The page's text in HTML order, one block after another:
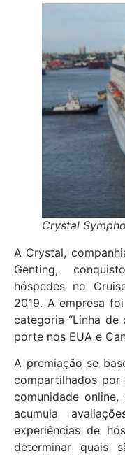
Crystal
A Crystal,
Genting,
hóspedes no
2019. A empresa
categoria “Linha de
porte nos EUA e
A premiação se
compartilhados por
comunidade
acumula
experiências de
determinar quais